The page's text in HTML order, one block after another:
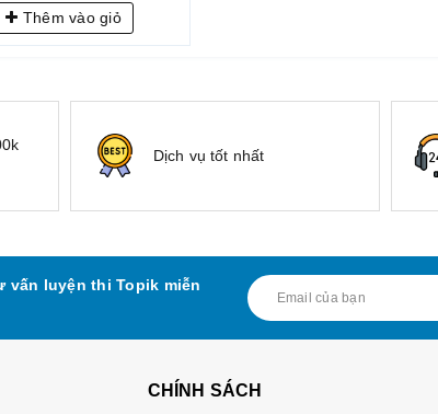
Thêm vào giỏ
Dịch vụ tốt nhất
vấn luyện thi Topik miễn
CHÍNH SÁCH